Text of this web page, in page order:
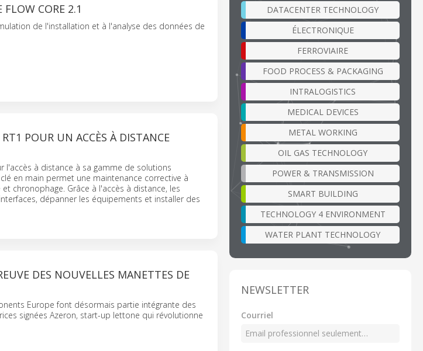
CORE 2.1
de l'installation et à l'analyse des données de
POUR UN ACCÈS À DISTANCE
l'accès à distance à sa gamme de solutions
en main permet une maintenance corrective à
chronophage. Grâce à l'accès à distance, les
dépanner les équipements et installer des
DES NOUVELLES MANETTES DE
Europe font désormais partie intégrante des
signées Azeron, start-up lettone qui révolutionne
DATACENTER TECHNOLOGY
ÉLECTRONIQUE
FERROVIAIRE
FOOD PROCESS & PACKAGING
INTRALOGISTICS
MEDICAL DEVICES
METAL WORKING
OIL GAS TECHNOLOGY
POWER & TRANSMISSION
SMART BUILDING
TECHNOLOGY 4 ENVIRONMENT
WATER PLANT TECHNOLOGY
NEWSLETTER
Courriel